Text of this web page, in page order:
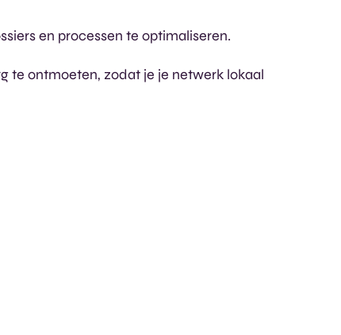
en processen te optimaliseren.
te ontmoeten, zodat je je netwerk lokaal